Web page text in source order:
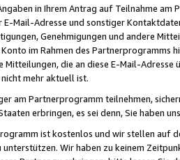
in Ihrem Antrag auf Teilnahme
E-Mail-Adresse und sonstiger
Genehmigungen und andere
im Rahmen des Partnerprogramms
Mitteilungen, die an diese E-Mail-
mehr aktuell ist.
am Partnerprogramm teilnehmen,
erbringen, es sei denn, Sie haben
ist kostenlos und wir stellen auf
Wir haben zu keinem